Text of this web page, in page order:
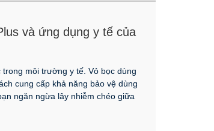
và ứng dụng y tế của
môi trường y tế. Vỏ bọc dùng
cung cấp khả năng bảo vệ dùng
ngăn ngừa lây nhiễm chéo giữa